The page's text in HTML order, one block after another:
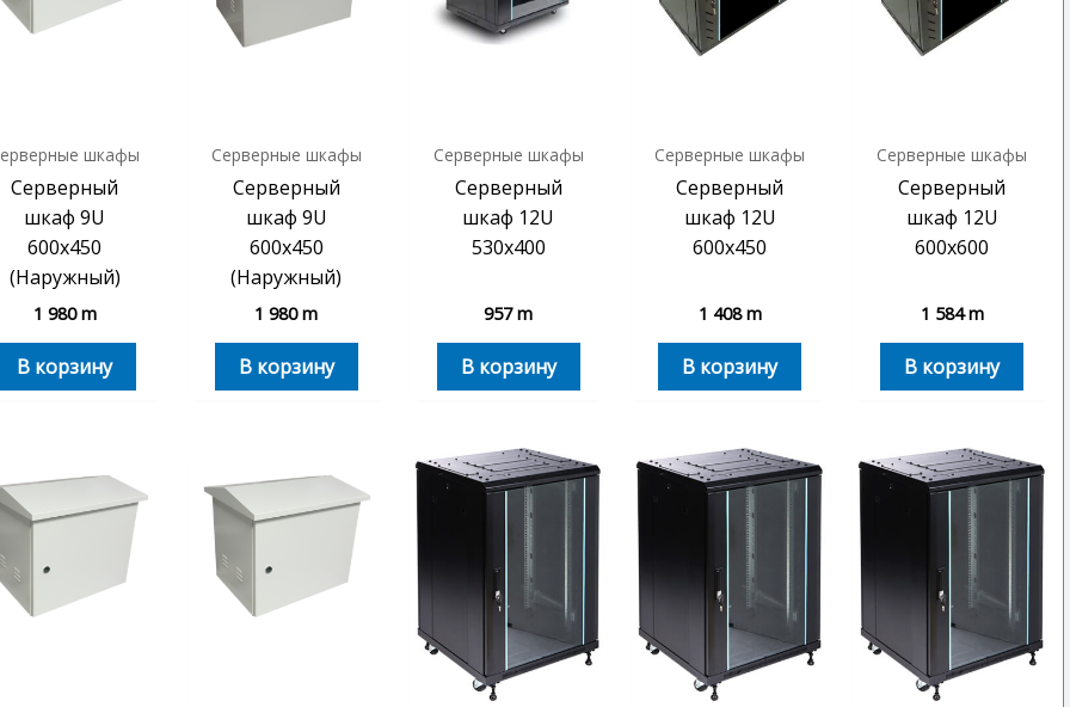
шкафы
Серверный
шкаф 9U
600х450
(Наружный)
1 980m
В корзину
Серверные шкафы
Серверный
шкаф 9U
600х450
(Наружный)
1 980m
В корзину
Серверные шкафы
Серверный
шкаф 12U
530х400
957m
В корзину
Серверные шкафы
Серверный
шкаф 12U
600х450
1 408m
В корзину
Серверные шкафы
Серверный
шкаф 12U
600х600
1 584m
В корзину